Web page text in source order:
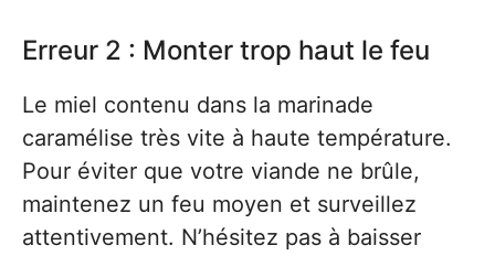
Erreur 2 : Monter trop haut le feu
Le miel contenu dans la marinade
caramélise très vite à haute température.
Pour éviter que votre viande ne brûle,
maintenez un feu moyen et surveillez
attentivement. N’hésitez pas à baisser